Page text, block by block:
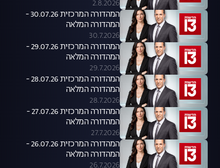
2.8.2026
המהדורה המרכזית 30.07.26 -
המהדורה המלאה
30.7.2026
המהדורה המרכזית 29.07.26 -
המהדורה המלאה
29.7.2026
המהדורה המרכזית 28.07.26 -
המהדורה המלאה
28.7.2026
המהדורה המרכזית 27.07.26 -
המהדורה המלאה
27.7.2026
המהדורה המרכזית 26.07.26 -
המהדורה המלאה
26.7.2026